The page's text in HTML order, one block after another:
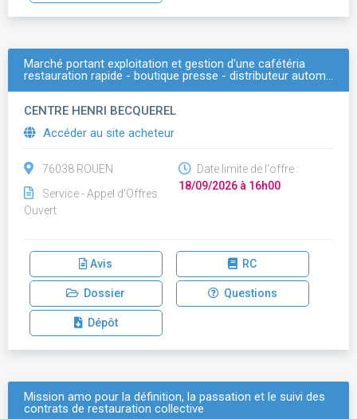
Marché portant exploitation et gestion d'une cafétéria
restauration rapide - boutique presse - distributeur autom…
CENTRE HENRI BECQUEREL
Accéder au site acheteur
76038 ROUEN
Service - Appel d'Offres
Ouvert
Date limite de l'offre :
18/09/2026 à 16h00
Avis RC
Dossier Questions
Dépôt
Mission amo pour la définition, la passation et le suivi des
contrats de restauration collective